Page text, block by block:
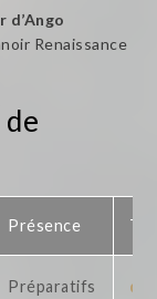
d’Ango
Renaissance
Présence
Préparatifs